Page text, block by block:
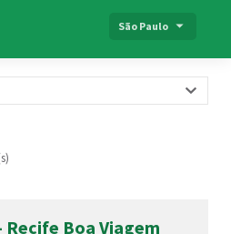
São Paulo
Recife Boa Viagem